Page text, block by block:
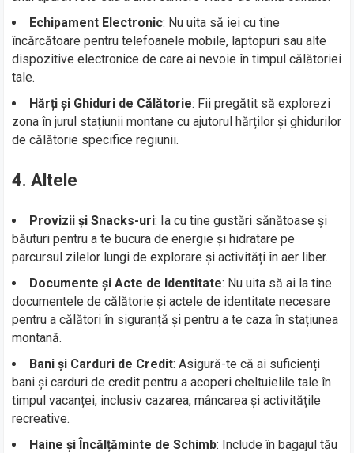
Echipament Electronic: Nu uita să iei cu tine
încărcătoare pentru telefoanele mobile, laptopuri sau alte
dispozitive electronice de care ai nevoie în timpul călătoriei
tale.
Hărți și Ghiduri de Călătorie: Fii pregătit să explorezi
zona în jurul stațiunii montane cu ajutorul hărților și ghidurilor
de călătorie specifice regiunii.
4. Altele
Provizii și Snacks-uri: Ia cu tine gustări sănătoase și
băuturi pentru a te bucura de energie și hidratare pe
parcursul zilelor lungi de explorare și activități în aer liber.
Documente și Acte de Identitate: Nu uita să ai la tine
documentele de călătorie și actele de identitate necesare
pentru a călători în siguranță și pentru a te caza în stațiunea
montană.
Bani și Carduri de Credit: Asigură-te că ai suficienți
bani și carduri de credit pentru a acoperi cheltuielile tale în
timpul vacanței, inclusiv cazarea, mâncarea și activitățile
recreative.
Haine și Încălțăminte de Schimb: Include în bagajul tău